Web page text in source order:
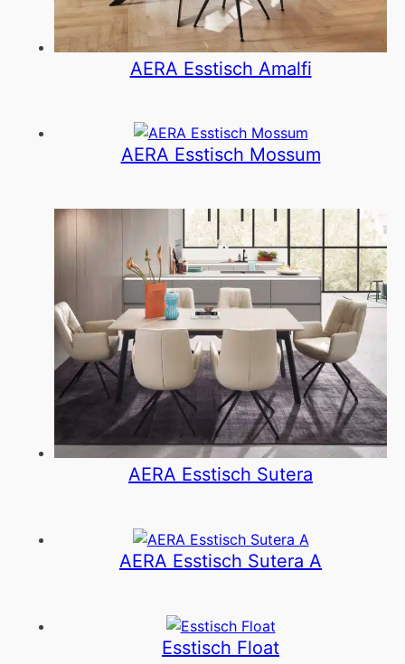
AERA Esstisch Amalfi
AERA Esstisch Mossum
AERA Esstisch Sutera
AERA Esstisch Sutera A
Esstisch Float